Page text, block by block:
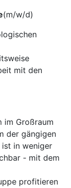
(m/w/d)
mit den
im Großraum
der gängigen
ist in weniger
- mit dem
profitieren